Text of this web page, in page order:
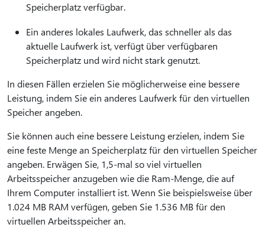
Speicherplatz verfügbar.
Ein anderes lokales Laufwerk, das schneller als das
aktuelle Laufwerk ist, verfügt über verfügbaren
Speicherplatz und wird nicht stark genutzt.
In diesen Fällen erzielen Sie möglicherweise eine bessere
Leistung, indem Sie ein anderes Laufwerk für den virtuellen
Speicher angeben.
Sie können auch eine bessere Leistung erzielen, indem Sie
eine feste Menge an Speicherplatz für den virtuellen Speicher
angeben. Erwägen Sie, 1,5-mal so viel virtuellen
Arbeitsspeicher anzugeben wie die Ram-Menge, die auf
Ihrem Computer installiert ist. Wenn Sie beispielsweise über
1.024 MB RAM verfügen, geben Sie 1.536 MB für den
virtuellen Arbeitsspeicher an.